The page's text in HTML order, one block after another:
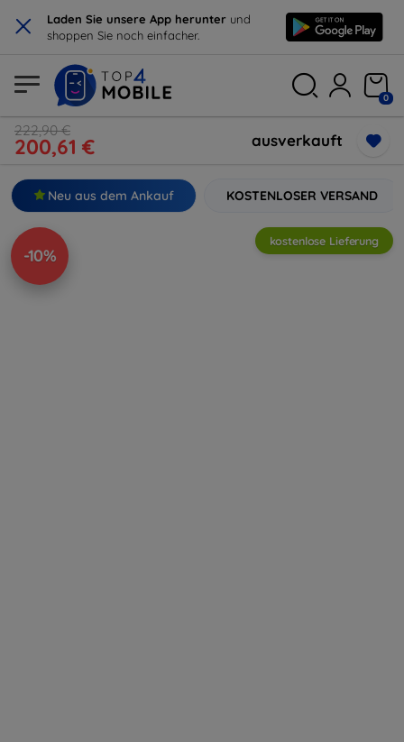
× Laden Sie unsere App herunter und
shoppen Sie noch einfacher.
0
222,90 €
200,61 € ausverkauft
Neu aus dem Ankauf KOSTENLOSER VERSAND
-10%
kostenlose Lieferung